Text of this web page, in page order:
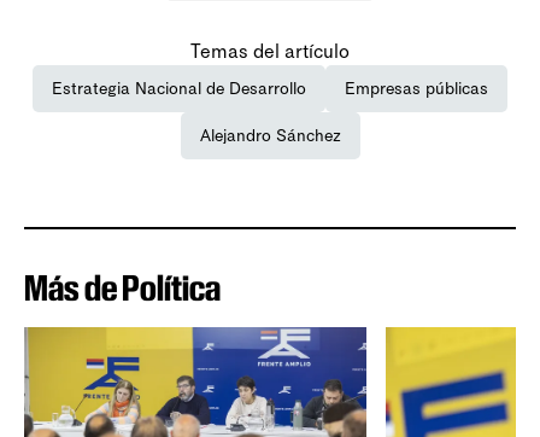
Temas del artículo
Estrategia Nacional de Desarrollo Empresas públicas
Alejandro Sánchez
Más de Política